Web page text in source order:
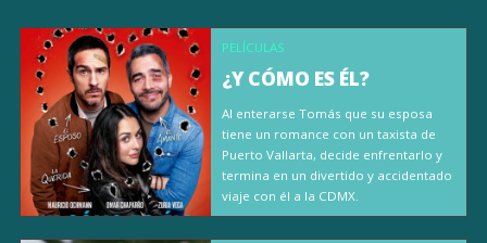
PELÍCULAS
¿Y CÓMO ES ÉL?
Al enterarse Tomás que su esposa
tiene un romance con un taxista de
Puerto Vallarta, decide enfrentarlo y
termina en un divertido y accidentado
viaje con él a la CDMX.